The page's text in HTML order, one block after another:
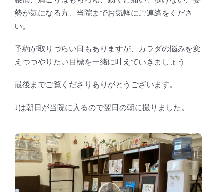
勢が気になる方、当院までお気軽にご連絡をくださ
い。
予約が取りづらい日もありますが、カラダの悩みを変
えつつやりたい目標を一緒に叶えていきましょう。
最後までご覧くださりありがとうございます。
↓は朝日が当院に入るので翌日の朝に撮りました。